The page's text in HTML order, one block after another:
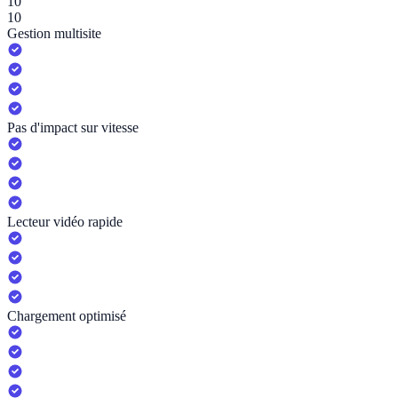
10
Gestion multisite
Pas d'impact sur vitesse
Lecteur vidéo rapide
Chargement optimisé